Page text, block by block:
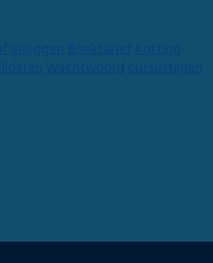
Inloggen Boektarief Korting
Wachtwoord
cursustijden